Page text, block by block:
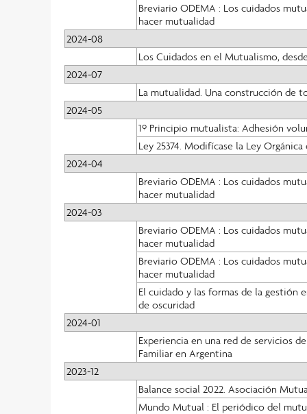
Breviario ODEMA : Los cuidados
hacer mutualidad
2024-08
Los Cuidados en el Mutualismo,
2024-07
La mutualidad. Una construcción de
2024-05
1º Principio mutualista: Adhesión
Ley 25374. Modifícase la Ley
2024-04
Breviario ODEMA : Los cuidados
hacer mutualidad
2024-03
Breviario ODEMA : Los cuidados
hacer mutualidad
Breviario ODEMA : Los cuidados
hacer mutualidad
El cuidado y las formas de la gestión
de oscuridad
2024-01
Experiencia en una red de servicios
Familiar en Argentina
2023-12
Balance social 2022. Asociación
Mundo Mutual : El periódico del